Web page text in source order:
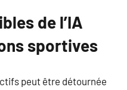
de l’IA
sportives
peut être détournée